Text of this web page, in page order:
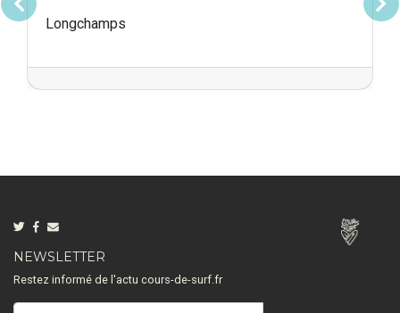
Longchamps
NEWSLETTER
Restez informé de l'actu cours-de-surf.fr